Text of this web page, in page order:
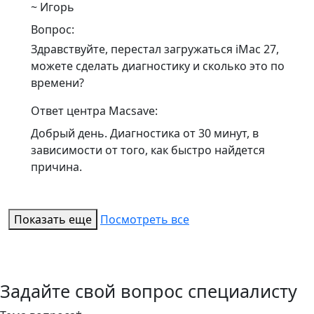
~ Игорь
Вопрос:
Здравствуйте, перестал загружаться iMac 27,
можете сделать диагностику и сколько это по
времени?
Ответ центра Macsave:
Добрый день. Диагностика от 30 минут, в
зависимости от того, как быстро найдется
причина.
Показать еще Посмотреть все
Задайте свой вопрос специалисту